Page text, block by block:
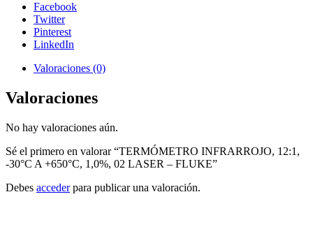
Facebook
Twitter
Pinterest
LinkedIn
Valoraciones (0)
Valoraciones
No hay valoraciones aún.
Sé el primero en valorar “TERMÓMETRO INFRARROJO, 12:1,
-30°C A +650°C, 1,0%, 02 LASER – FLUKE”
Debes accederpara publicar una valoración.